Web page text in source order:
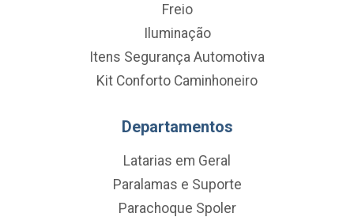
Freio
Iluminação
Itens Segurança Automotiva
Kit Conforto Caminhoneiro
Departamentos
Latarias em Geral
Paralamas e Suporte
Parachoque Spoler